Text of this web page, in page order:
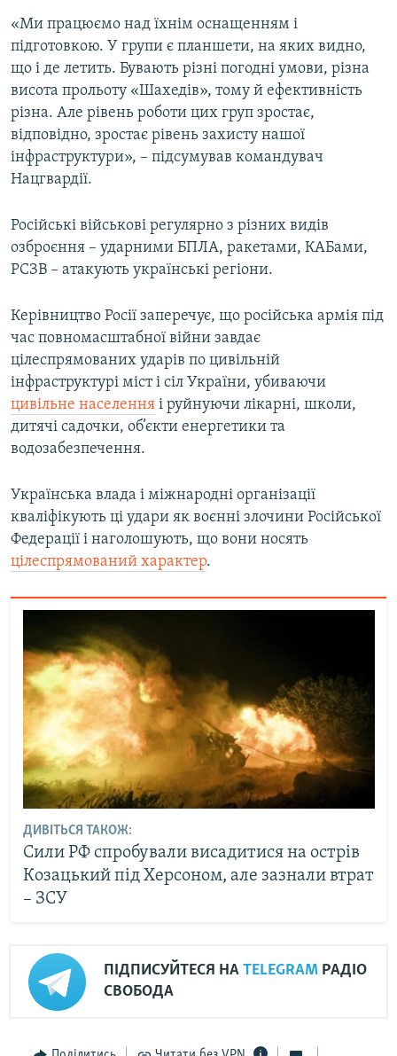
«Ми працюємо над їхнім оснащенням і
підготовкою. У групи є планшети, на яких видно,
що і де летить. Бувають різні погодні умови, різна
висота прольоту «Шахедів», тому й ефективність
різна. Але рівень роботи цих груп зростає,
відповідно, зростає рівень захисту нашої
інфраструктури», – підсумував командувач
Нацгвардії.
Російські військові регулярно з різних видів
озброєння – ударними БПЛА, ракетами, КАБами,
РСЗВ – атакують українські регіони.
Керівництво Росії заперечує, що російська армія під
час повномасштабної війни завдає
цілеспрямованих ударів по цивільній
інфраструктурі міст і сіл України, убиваючи
цивільне населення і руйнуючи лікарні, школи,
дитячі садочки, об’єкти енергетики та
водозабезпечення.
Українська влада і міжнародні організації
кваліфікують ці удари як воєнні злочини Російської
Федерації і наголошують, що вони носять
цілеспрямований характер.
ДИВІТЬСЯ ТАКОЖ:
Сили РФ спробували висадитися на острів
Козацький під Херсоном, але зазнали втрат
– ЗСУ
ПІДПИСУЙТЕСЯ НА TELEGRAM РАДІО
СВОБОДА